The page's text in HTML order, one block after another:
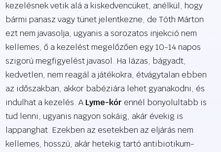
kezelésnek vetik alá a kiskedvencüket, anélkül, hogy
bármi panasz vagy tünet jelentkezne, de Tóth Márton
ezt nem javasolja, ugyanis a sorozatos injekció nem
kellemes, ő a kezelést megelőzően egy 10-14 napos
szigorú megfigyelést javasol. Ha lázas, bágyadt,
kedvetlen, nem reagál a játékokra, étvágytalan ebben
az időszakban, akkor babéziára lehet gyanakodni, és
indulhat a kezelés. A Lyme-kór ennél bonyolultabb is
tud lenni, ugyanis nagyon sokáig, akár évekig is
lappanghat. Ezekben az esetekben az eljárás nem
kellemes, hosszú, akár hetekig tartó antibiotikum-